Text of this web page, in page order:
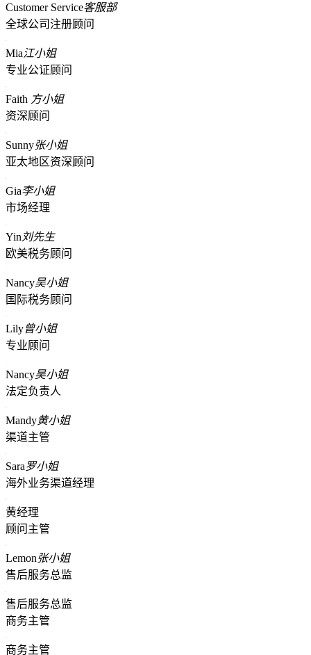
Customer Service客服部
全球公司注册顾问
Mia江小姐
专业公证顾问
Faith 方小姐
资深顾问
Sunny张小姐
亚太地区资深顾问
Gia李小姐
市场经理
Yin 刘先生
欧美税务顾问
Nancy吴小姐
国际税务顾问
Lily曾小姐
专业顾问
Nancy吴小姐
法定负责人
Mandy黄小姐
渠道主管
Sara罗小姐
海外业务渠道经理
黄经理
顾问主管
Lemon张小姐
售后服务总监
售后服务总监
商务主管
商务主管